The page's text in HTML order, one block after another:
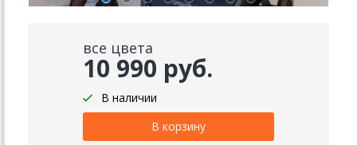
все цвета
10 990 руб.
В наличии